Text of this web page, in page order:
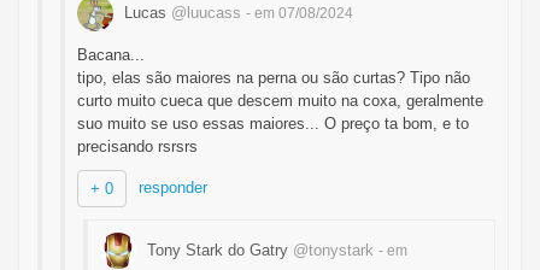
Lucas @luucass - em 07/08/2024
Bacana...
tipo, elas são maiores na perna ou são curtas? Tipo não
curto muito cueca que descem muito na coxa, geralmente
suo muito se uso essas maiores... O preço ta bom, e to
precisando rsrsrs
+ 0 responder
Tony Stark do Gatry @tonystark - em